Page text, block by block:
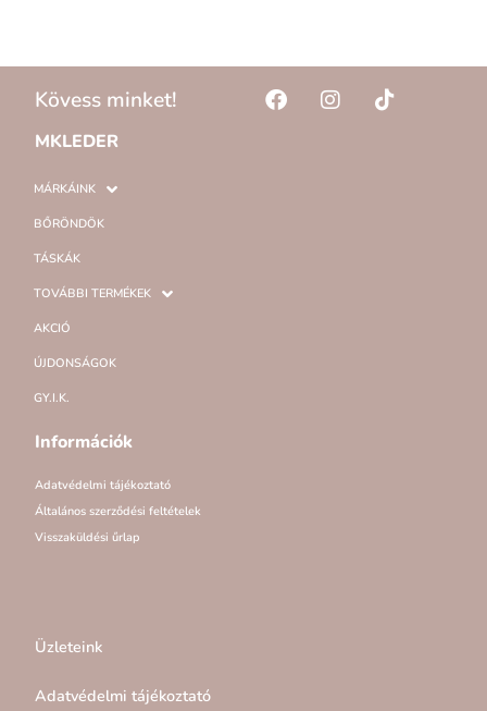
Kövess minket!
MKLEDER
MÁRKÁINK
BŐRÖNDÖK
TÁSKÁK
TOVÁBBI TERMÉKEK
AKCIÓ
ÚJDONSÁGOK
GY.I.K.
Információk
Adatvédelmi tájékoztató
Általános szerződési feltételek
Visszaküldési űrlap
Üzleteink
Adatvédelmi tájékoztató